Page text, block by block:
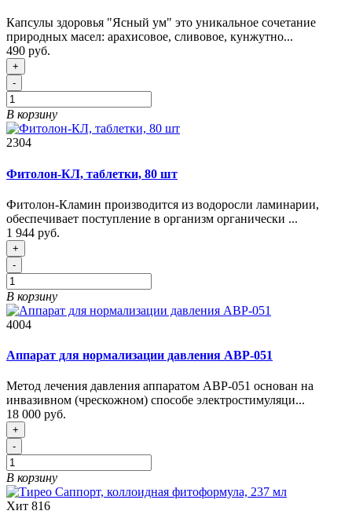
Капсулы здоровья "Ясный ум" это уникальное сочетание
природных масел: арахисовое, сливовое, кунжутно...
490 руб.
+
-
В корзину
2304
Фитолон-КЛ, таблетки, 80 шт
Фитолон-Кламин производится из водоросли ламинарии,
обеспечивает поступление в организм органически ...
1 944 руб.
+
-
В корзину
4004
Аппарат для нормализации давления АВР-051
Метод лечения давления аппаратом АВР-051 основан на
инвазивном (чрескожном) способе электростимуляци...
18 000 руб.
+
-
В корзину
Хит 816